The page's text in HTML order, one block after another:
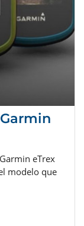
eTrex
modelo que